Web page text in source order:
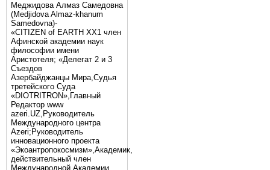
Меджидова Алмаз Самедовна
(Medjidova Almaz-khanum
Samedovna)-
«CITIZEN of EARTH XX1 член
Афинской академии наук
философии имени
Аристотеля; «Делегат 2 и 3
Съездов
Азербайджанцы Мира,Судья
третейского Суда
«DIOTRITRON»,Главный
Редактор www
azeri.UZ,Руководитель
Международного центра
Аzeri;Руководитель
инновационного проекта
«Экоантропокосмизм»,Академик,
действительный член
Международной Академии